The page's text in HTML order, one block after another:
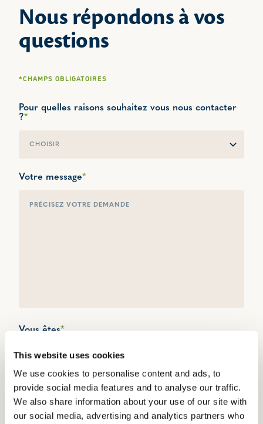
This website uses cookies
We use cookies to personalise content and ads, to
provide social media features and to analyse our traffic.
We also share information about your use of our site with
our social media, advertising and analytics partners who
Nous répondons à vos
questions
*CHAMPS OBLIGATOIRES
Pour quelles raisons souhaitez vous nous contacter
?*
EXPORT
Votre message*
Vous êtes*
UN PROFESSIONNEL
Votre civilité *